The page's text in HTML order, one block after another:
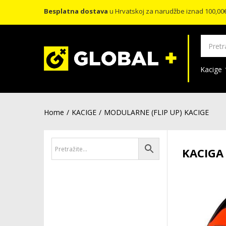
Besplatna dostava u Hrvatskoj za narudžbe iznad
Kacige
Home KACIGE MODULARNE (FLIP UP) KACIGE